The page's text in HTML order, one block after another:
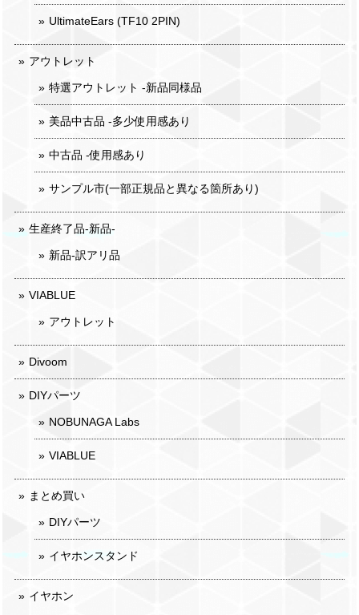
UltimateEars (TF10 2PIN)
アウトレット
特選アウトレット -新品同様品
美品中古品 -多少使用感あり
中古品 -使用感あり
サンプル市(一部正規品と異なる箇所あり)
生産終了品-新品-
新品-訳アリ品
VIABLUE
アウトレット
Divoom
DIYパーツ
NOBUNAGA Labs
VIABLUE
まとめ買い
DIYパーツ
イヤホンスタンド
イヤホン